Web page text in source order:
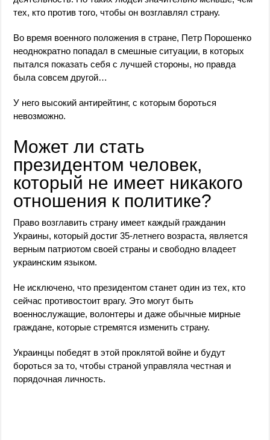
тех, кто против того, чтобы он возглавлял страну.
Во время военного положения в стране, Петр Порошенко
неоднократно попадал в смешные ситуации, в которых
пытался показать себя с лучшей стороны, но правда
была совсем другой…
У него высокий антирейтинг, с которым бороться
невозможно.
Может ли стать
президентом человек,
который не имеет никакого
отношения к политике?
Право возглавить страну имеет каждый гражданин
Украины, который достиг 35-летнего возраста, является
верным патриотом своей страны и свободно владеет
украинским языком.
Не исключено, что президентом станет один из тех, кто
сейчас противостоит врагу. Это могут быть
военнослужащие, волонтеры и даже обычные мирные
граждане, которые стремятся изменить страну.
Украинцы победят в этой проклятой войне и будут
бороться за то, чтобы страной управляла честная и
порядочная личность.